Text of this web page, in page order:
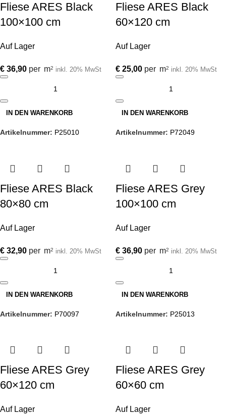
Fliese ARES Black
100×100 cm
Auf Lager
€ 36,90 per m2 inkl. 20% MwSt
IN DEN WARENKORB
Artikelnummer: P25010
Fliese ARES Black
60×120 cm
Auf Lager
€ 25,00 per m2 inkl. 20% MwSt
IN DEN WARENKORB
Artikelnummer: P72049
Fliese ARES Black
80×80 cm
Auf Lager
€ 32,90 per m2 inkl. 20% MwSt
IN DEN WARENKORB
Artikelnummer: P70097
Fliese ARES Grey
100×100 cm
Auf Lager
€ 36,90 per m2 inkl. 20% MwSt
IN DEN WARENKORB
Artikelnummer: P25013
Fliese ARES Grey
60×120 cm
Auf Lager
Fliese ARES Grey
60×60 cm
Auf Lager